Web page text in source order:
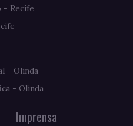
- Recife
- Olinda
- Olinda
Imprensa